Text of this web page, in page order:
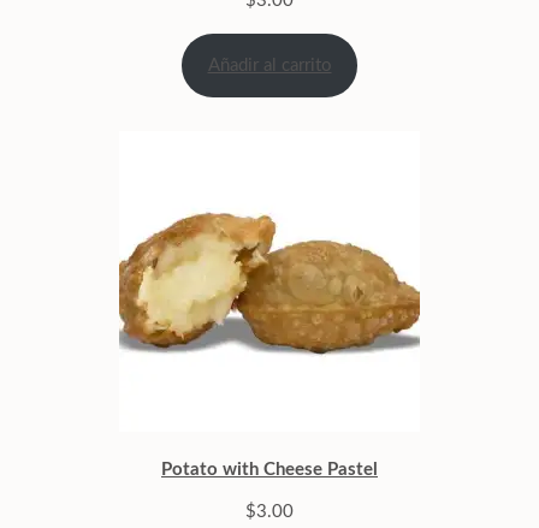
Añadir al carrito
Potato with Cheese Pastel
$3.00